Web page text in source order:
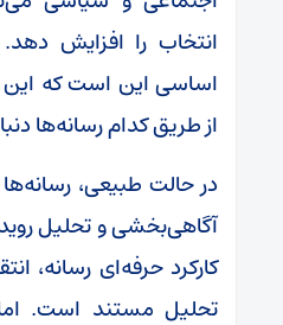
انتخاب را افزایش
اساسی این است که این
از طریق کدام رسانه‌ها
در حالت طبیعی،
آگاهی‌بخشی و تحلیل
کارکرد حرفه‌ای رسانه،
تحلیل مستند است.